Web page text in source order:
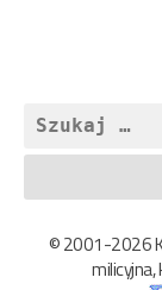
Szukaj:
© 2001-2026
milicyjna,